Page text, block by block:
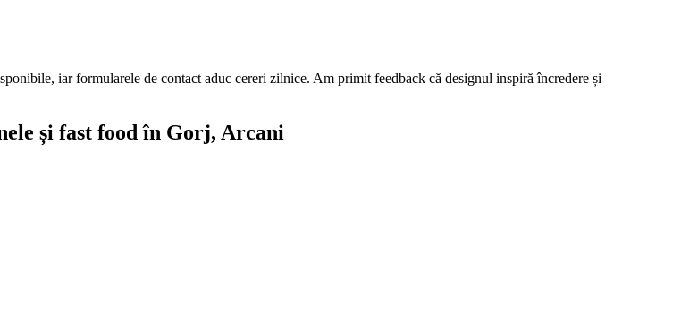
iar formularele de contact aduc cereri zilnice. Am primit feedback că designul inspiră încredere și
și fast food în Gorj, Arcani